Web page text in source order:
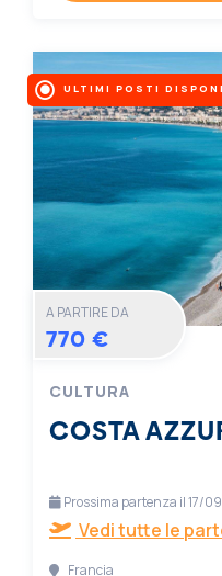
ULTIMI POSTI
A PARTIRE DA
770 €
CULTURA
COSTA
Prossima partenza il 17/09
Vedi tutte le
Francia